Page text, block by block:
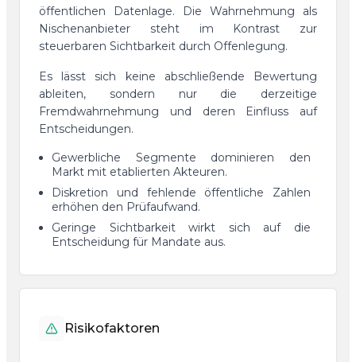
öffentlichen Datenlage. Die Wahrnehmung als
Nischenanbieter steht im Kontrast zur
steuerbaren Sichtbarkeit durch Offenlegung.
Es lässt sich keine abschließende Bewertung
ableiten, sondern nur die derzeitige
Fremdwahrnehmung und deren Einfluss auf
Entscheidungen.
Gewerbliche Segmente dominieren den
Markt mit etablierten Akteuren.
Diskretion und fehlende öffentliche Zahlen
erhöhen den Prüfaufwand.
Geringe Sichtbarkeit wirkt sich auf die
Entscheidung für Mandate aus.
Risikofaktoren